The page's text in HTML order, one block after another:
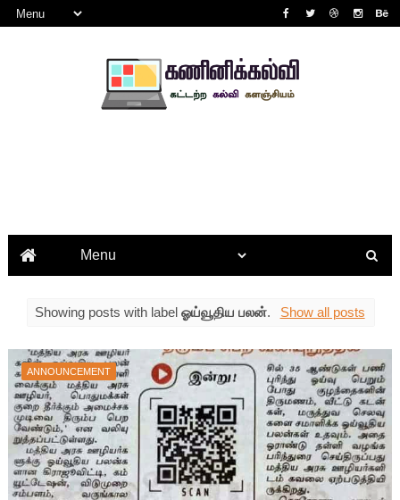
Showing posts with labelஓய்வூதிய பலன். Show all posts
ANNOUNCEMENT